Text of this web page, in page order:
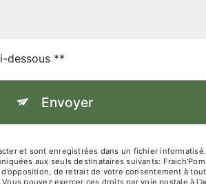
dessous **
Envoyer
et sont enregistrées dans un fichier
aux seuls destinataires suivants:
de retrait de votre consentement à